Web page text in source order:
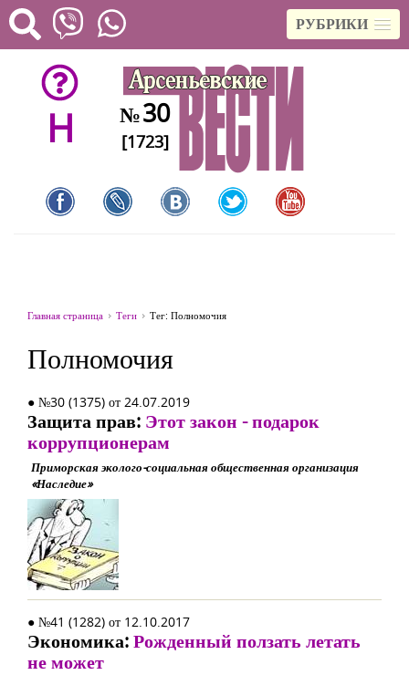
РУБРИКИ
H №30
[1723]
Главная страница Теги Тег: Полномочия
Полномочия
● №30 (1375) от 24.07.2019
Защита прав: Этот закон - подарок
коррупционерам
Приморская эколого-социальная общественная организация
«Наследие»
● №41 (1282) от 12.10.2017
Экономика:Рожденный ползать летать
не может